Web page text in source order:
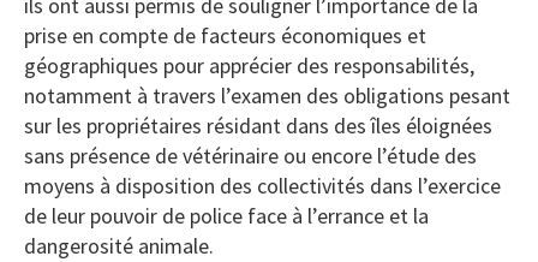
prise en compte de facteurs économiques et
géographiques pour apprécier des responsabilités,
notamment à travers l’examen des obligations pesant
sur les propriétaires résidant dans des îles éloignées
sans présence de vétérinaire ou encore l’étude des
moyens à disposition des collectivités dans l’exercice
de leur pouvoir de police face à l’errance et la
dangerosité animale.